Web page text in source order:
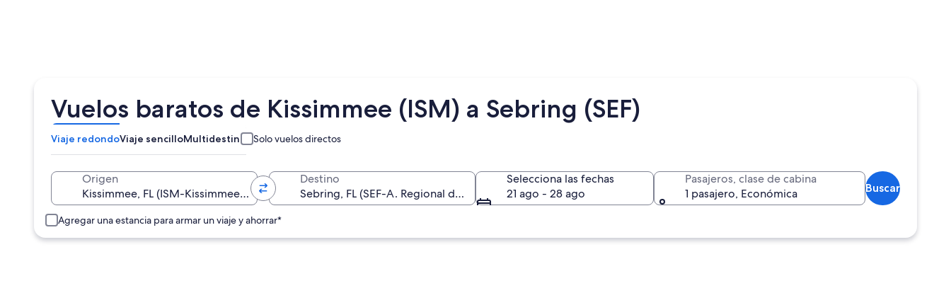
Vuelos baratos de Kissimmee (ISM) a Sebring (SEF)
Viaje redondoViaje sencilloMultidestino Solo vuelos directos
Origen Destino
Selecciona las fechas
21 ago - 28 ago
Pasajeros, clase de cabina
1 pasajero, Económica
Buscar
Agregar una estancia para armar un viaje y ahorrar*